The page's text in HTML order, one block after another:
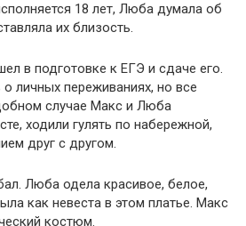
18 лет, Люба думала об
их близость.
в подготовке к ЕГЭ и сдаче его.
личных переживаниях, но все
случае Макс и Люба
ходили гулять по набережной,
друг с другом.
Люба одела красивое, белое,
как невеста в этом платье. Макс
костюм.